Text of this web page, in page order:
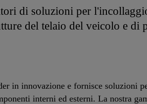
di soluzioni per
del telaio del veicolo e di
in innovazione e fornisce soluzioni
interni ed esterni. La nostra